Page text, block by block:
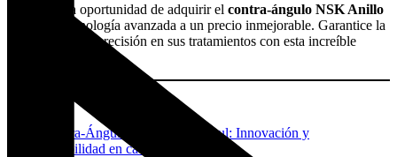
No pierda la oportunidad de adquirir el contra-ángulo NSK Anillo
con tecnología avanzada a un precio inmejorable. Garantice la
mejor calidad y precisión en sus tratamientos con esta increíble
Contra-Ángulo NSK Anillo Azul: Innovación y
durabilidad en cada movimiento